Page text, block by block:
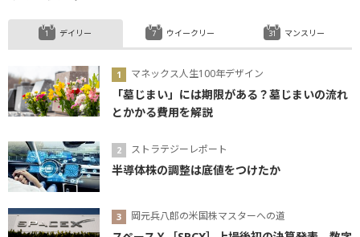
デイリー
マネックス人生100年デザイン
「墓じまい」には期限がある？墓じまいの流れ
とかかる費用を解説
ストラテジーレポート
半導体株の調整は底値をつけたか
岡元兵八郎の米国株マスターへの道
ウイークリー マンスリー